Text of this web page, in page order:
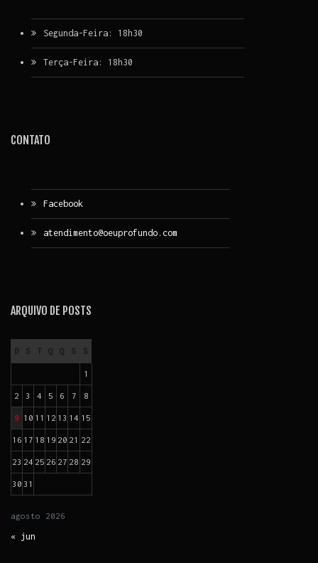
Segunda-Feira: 18h30
Terça-Feira: 18h30
CONTATO
Facebook
atendimento@oeuprofundo.com
ARQUIVO DE POSTS
agosto 2026
D S T Q Q S S
1
2 3 4 5 6 7 8
9 10 11 12 13 14 15
16 17 18 19 20 21 22
23 24 25 26 27 28 29
30 31
« jun